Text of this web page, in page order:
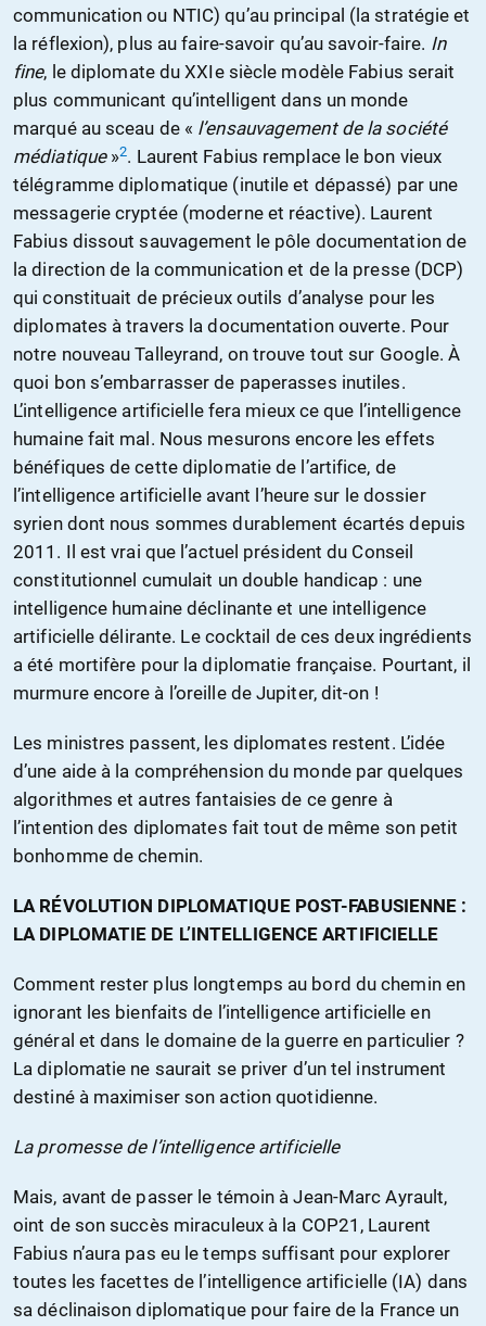
communication ou NTIC) qu’au principal (la stratégie et
la réflexion), plus au faire-savoir qu’au savoir-faire. In
fine, le diplomate du XXIe siècle modèle Fabius serait
plus communicant qu’intelligent dans un monde
marqué au sceau de « l’ensauvagement de la société
médiatique»2. Laurent Fabius remplace le bon vieux
télégramme diplomatique (inutile et dépassé) par une
messagerie cryptée (moderne et réactive). Laurent
Fabius dissout sauvagement le pôle documentation de
la direction de la communication et de la presse (DCP)
qui constituait de précieux outils d’analyse pour les
diplomates à travers la documentation ouverte. Pour
notre nouveau Talleyrand, on trouve tout sur Google. À
quoi bon s’embarrasser de paperasses inutiles.
L’intelligence artificielle fera mieux ce que l’intelligence
humaine fait mal. Nous mesurons encore les effets
bénéfiques de cette diplomatie de l’artifice, de
l’intelligence artificielle avant l’heure sur le dossier
syrien dont nous sommes durablement écartés depuis
2011. Il est vrai que l’actuel président du Conseil
constitutionnel cumulait un double handicap : une
intelligence humaine déclinante et une intelligence
artificielle délirante. Le cocktail de ces deux ingrédients
a été mortifère pour la diplomatie française. Pourtant, il
murmure encore à l’oreille de Jupiter, dit-on !
Les ministres passent, les diplomates restent. L’idée
d’une aide à la compréhension du monde par quelques
algorithmes et autres fantaisies de ce genre à
l’intention des diplomates fait tout de même son petit
bonhomme de chemin.
LA RÉVOLUTION DIPLOMATIQUE POST-FABUSIENNE :
LA DIPLOMATIE DE L’INTELLIGENCE ARTIFICIELLE
Comment rester plus longtemps au bord du chemin en
ignorant les bienfaits de l’intelligence artificielle en
général et dans le domaine de la guerre en particulier ?
La diplomatie ne saurait se priver d’un tel instrument
destiné à maximiser son action quotidienne.
La promesse de l’intelligence artificielle
Mais, avant de passer le témoin à Jean-Marc Ayrault,
oint de son succès miraculeux à la COP21, Laurent
Fabius n’aura pas eu le temps suffisant pour explorer
toutes les facettes de l’intelligence artificielle (IA) dans
sa déclinaison diplomatique pour faire de la France un